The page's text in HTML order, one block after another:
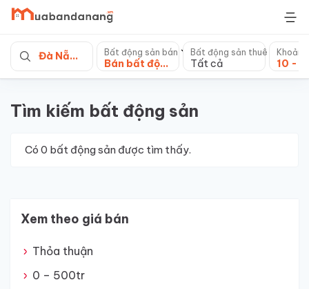
Skip
content
Đà Nẵng Bất động sản bán
Bán bất động sản khác
Bất động sản thuê
Tất cả
Tìm kiếm bất động sản
Có 0 bất động sản được tìm thấy.
Xem theo giá bán
Thỏa thuận
0 – 500tr